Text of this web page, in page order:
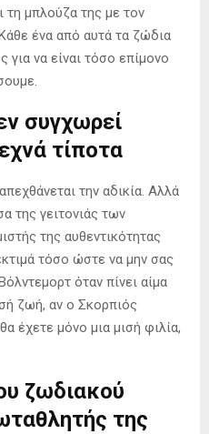
τη μπλούζα της με τον
ένα από αυτά τα ζώδια
για να είναι τόσο επίμονο
συγχωρεί
τίποτα
την αδικία. Αλλά
της γειτονιάς των
της αυθεντικότητας
τόσο ώστε να μην σας
όταν πίνει αίμα
ζωή, αν ο Σκορπιός
έχετε μόνο μια μισή φιλία,
ζωδιακού
της